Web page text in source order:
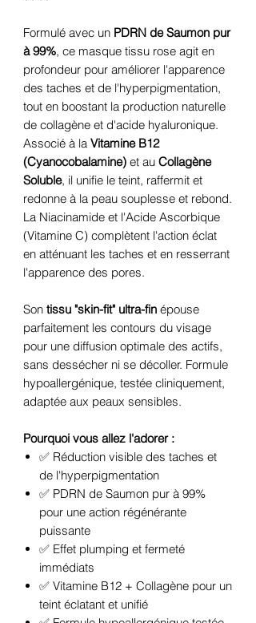
Formulé avec un PDRN de Saumon pur
à 99%, ce masque tissu rose agit en
profondeur pour améliorer l'apparence
des taches et de l'hyperpigmentation,
tout en boostant la production naturelle
de collagène et d'acide hyaluronique.
Associé à la Vitamine B12
(Cyanocobalamine) et au Collagène
Soluble, il unifie le teint, raffermit et
redonne à la peau souplesse et rebond.
La Niacinamide et l'Acide Ascorbique
(Vitamine C) complètent l'action éclat
en atténuant les taches et en resserrant
l'apparence des pores.
Son tissu "skin-fit" ultra-fin épouse
parfaitement les contours du visage
pour une diffusion optimale des actifs,
sans dessécher ni se décoller. Formule
hypoallergénique, testée cliniquement,
adaptée aux peaux sensibles.
Pourquoi vous allez l'adorer :
✅ Réduction visible des taches et
de l'hyperpigmentation
✅ PDRN de Saumon pur à 99%
pour une action régénérante
puissante
✅ Effet plumping et fermeté
immédiats
✅ Vitamine B12 + Collagène pour un
teint éclatant et unifié